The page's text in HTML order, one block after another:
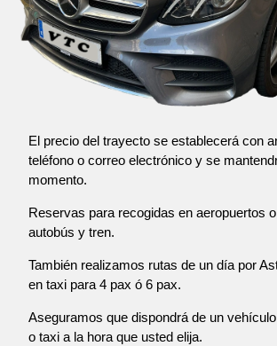
El precio del trayecto se establecerá con
teléfono o correo electrónico y se
momento.
Reservas para recogidas en aeropuertos
autobús y tren.
También realizamos rutas de un día por
en taxi para 4 pax ó 6 pax.
Aseguramos que dispondrá de un
o taxi a la hora que usted elija.